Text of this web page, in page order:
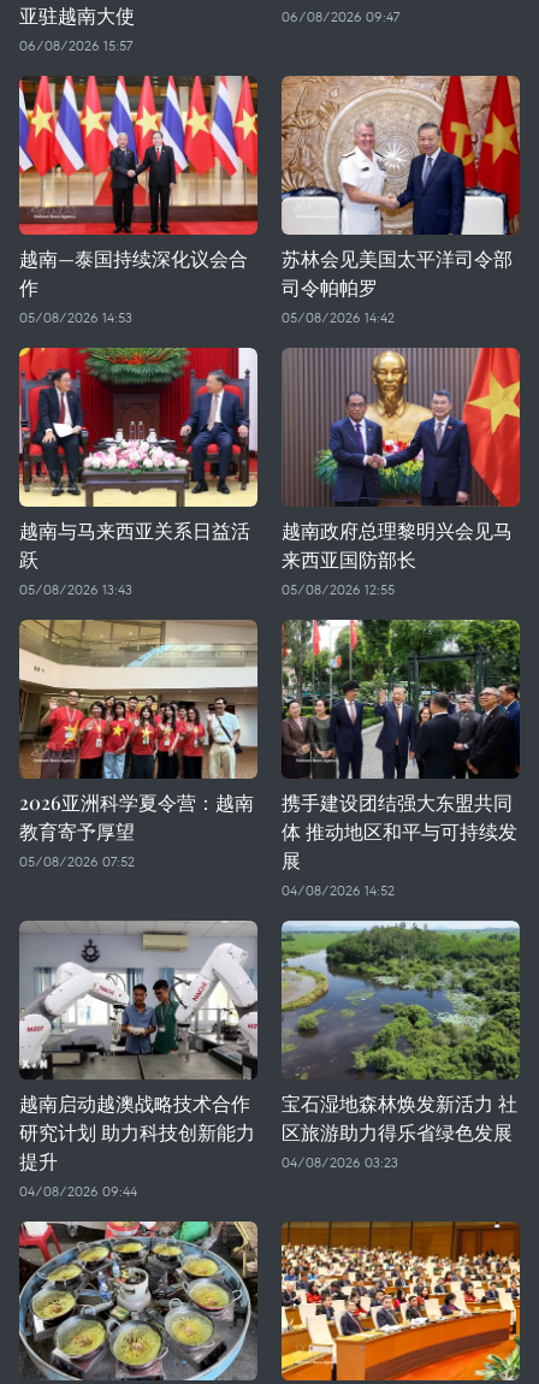
亚驻越南大使
06/08/2026 15:57
06/08/2026 09:47
越南—泰国持续深化议会合
作
05/08/2026 14:53
苏林会见美国太平洋司令部
司令帕帕罗
05/08/2026 14:42
越南与马来西亚关系日益活
跃
05/08/2026 13:43
越南政府总理黎明兴会见马
来西亚国防部长
05/08/2026 12:55
2026亚洲科学夏令营：越南
教育寄予厚望
05/08/2026 07:52
携手建设团结强大东盟共同
体 推动地区和平与可持续发
展
04/08/2026 14:52
越南启动越澳战略技术合作
研究计划 助力科技创新能力
提升
04/08/2026 09:44
宝石湿地森林焕发新活力 社
区旅游助力得乐省绿色发展
04/08/2026 03:23